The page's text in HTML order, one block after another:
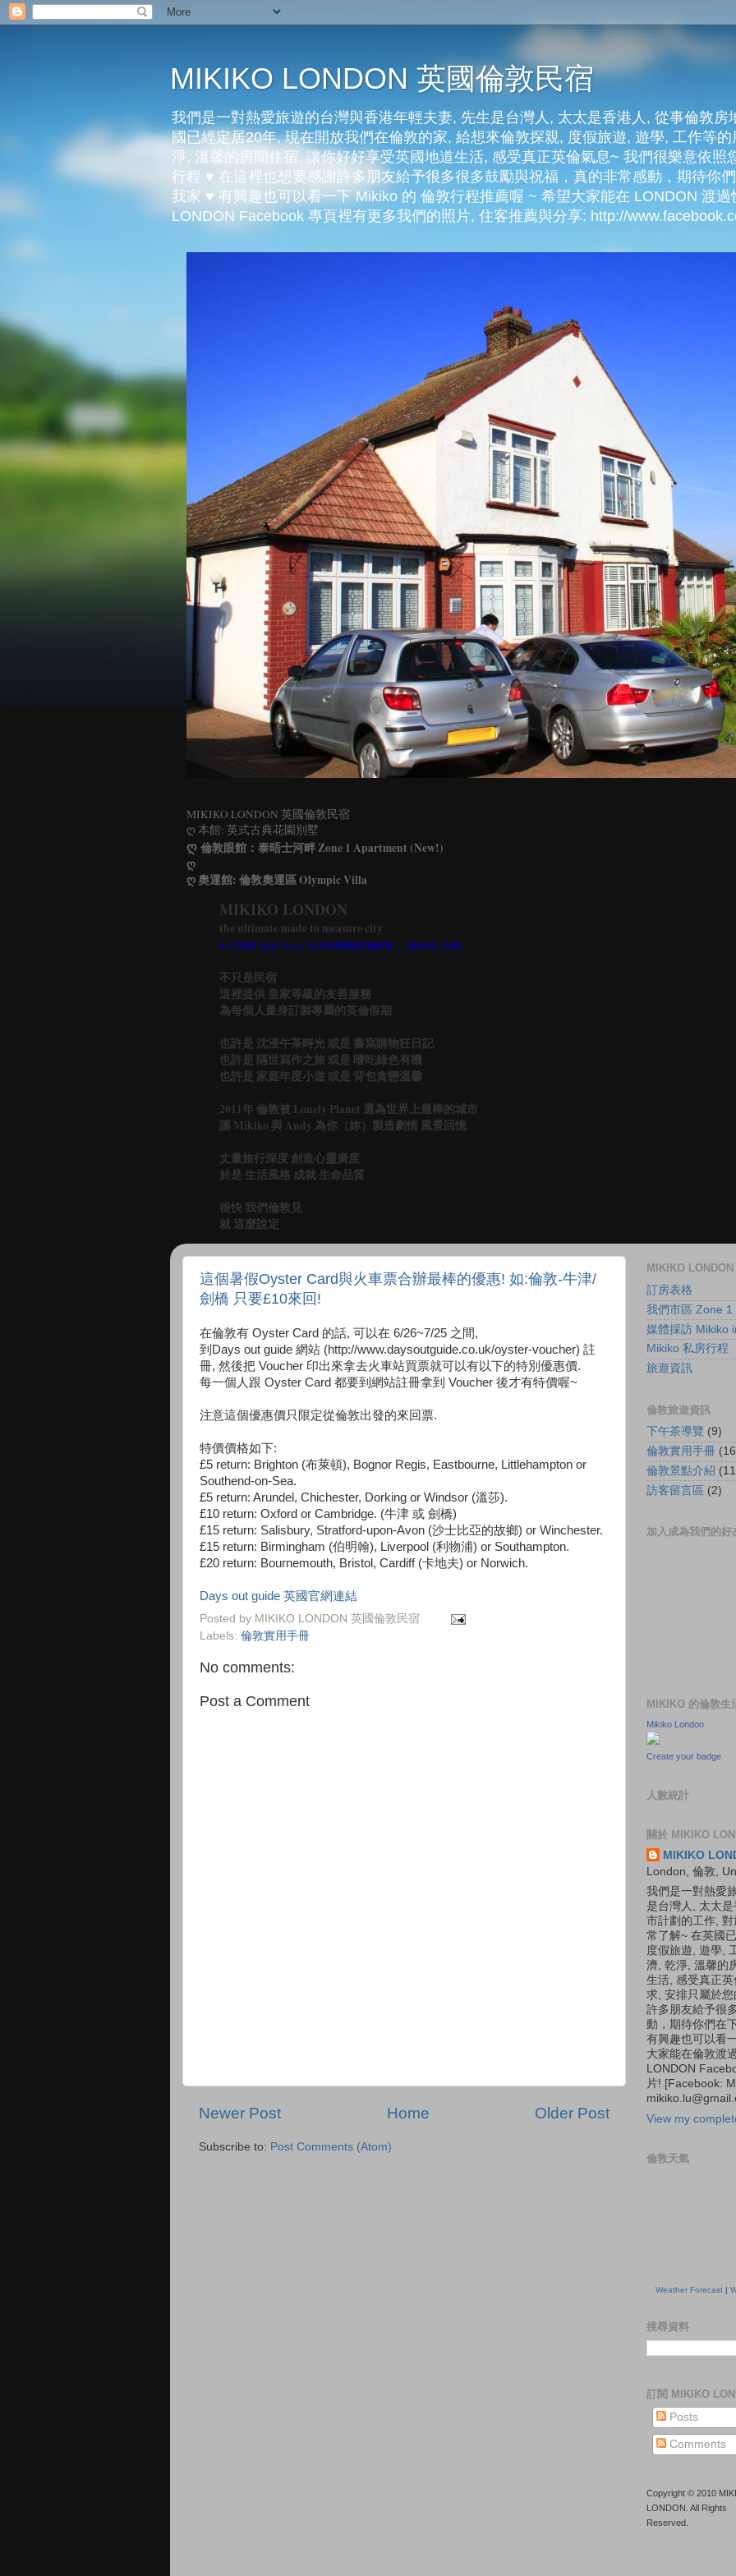
MIKIKO LONDON 英國倫敦民宿
我們是一對熱愛旅遊的台灣與香港年輕夫妻, 先生是台灣人, 太太是香港人, 從事倫敦
國已經定居20年, 現在開放我們在倫敦的家, 給想來倫敦探親, 度假旅遊, 遊學, 工作等
淨, 溫馨的房間住宿. 讓你好好享受英國地道生活, 感受真正英倫氣息~ 我們很樂意依照
行程 ♥ 在這裡也想要感謝許多朋友給予很多很多鼓勵與祝福，真的非常感動，期待你
我家 ♥ 有興趣也可以看一下 Mikiko 的 倫敦行程推薦喔 ~ 希望大家能在 LONDON 渡
LONDON Facebook 專頁裡有更多我們的照片, 住客推薦與分享: http://
MIKIKO LONDON 英國倫敦民宿
ღ 本館: 英式古典花園別墅
ღ 倫敦眼館：泰晤士河畔 Zone 1 Apartment (New!)
ღ
ღ 奧運館: 倫敦奧運區 Olympic Villa
MIKIKO LONDON
the ultimate made to measure city
By 王信智 Kiefer Wang（生活作家暨當代藝術家，《室內光》作者）
不只是民宿
這裡提供 皇家等級的友善服務
為每個人量身訂製專屬的英倫假期
也許是 沈浸午茶時光 或是 書寫購物狂日記
也許是 隔世寫作之旅 或是 嗜吃綠色有機
也許是 家庭年度小遊 或是 背包貪戀溫馨
2011年 倫敦被 Lonely Planet 選為世界上最棒的城市
讓 Mikiko 與 Andy 為你（妳）製造劇情 風景回憶
丈量旅行深度 創造心靈廣度
於是 生活風格 成就 生命品質
很快 我們倫敦見
就 這麼說定
這個暑假Oyster Card與火車票合辦最棒的優惠! 如:倫敦-牛津/
劍橋 只要£10來回!
在倫敦有 Oyster Card 的話, 可以在 6/26~7/25 之間,
到Days out guide 網站 (http://www.daysoutguide.co.uk/oyster-voucher) 註
冊, 然後把 Voucher 印出來拿去火車站買票就可以有以下的特別優惠價.
每一個人跟 Oyster Card 都要到網站註冊拿到 Voucher 後才有特價喔~
注意這個優惠價只限定從倫敦出發的來回票.
特價價格如下:
£5 return: Brighton (布萊頓), Bognor Regis, Eastbourne, Littlehampton or
Southend-on-Sea.
£5 return: Arundel, Chichester, Dorking or Windsor (溫莎).
£10 return: Oxford or Cambridge. (牛津 或 劍橋)
£15 return: Salisbury, Stratford-upon-Avon (沙士比亞的故鄉) or Winchester.
£15 return: Birmingham (伯明翰), Liverpool (利物浦) or Southampton.
£20 return: Bournemouth, Bristol, Cardiff (卡地夫) or Norwich.
Days out guide 英國官網連結
Posted by MIKIKO LONDON 英國倫敦民宿
Labels: 倫敦實用手冊
No comments:
Post a Comment
Newer Post Older Post
Home
Subscribe to: Post Comments (Atom)
MIKIKO
訂房表格
我們市區 Zone
媒體採訪 Mikiko
Mikiko 私房行程
旅遊資訊
倫敦旅遊資訊
下午茶導覽 (9)
倫敦實用手冊
倫敦景點介紹
訪客留言區 (2)
加入成為我們的好
MIKIKO 的倫敦生
Mikiko London
Create your badge
人數統計
關於 MIKIKO
MIKIKO
London, 倫敦,
我們是一對熱愛
是台灣人, 太太
市計劃的工作,
常了解~ 在英國
度假旅遊, 遊學,
濟, 乾淨, 溫馨的
生活, 感受真正
求, 安排只屬於
許多朋友給予很
動，期待你們在
有興趣也可以看
大家能在倫敦渡
LONDON
片! [Facebook:
View my
倫敦天氣
Weather Forecast |
搜尋資料
訂閱 MIKIKO
Posts
Comments
Copyright © 2010
LONDON. All Rights
Reserved.